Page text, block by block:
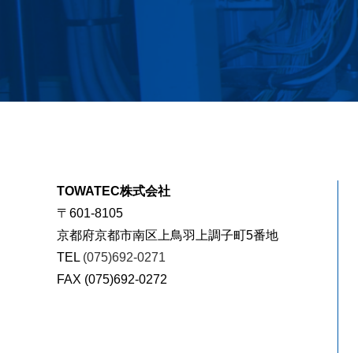
TOWATEC株式会社
〒601-8105
京都府京都市南区上鳥羽上調子町5番地
TEL (075)692-0271
FAX (075)692-0272